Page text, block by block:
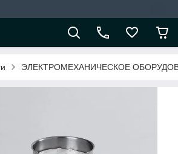
ЭЛЕКТРОМЕХАНИЧЕСКОЕ